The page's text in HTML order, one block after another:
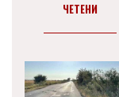
ЧЕТЕНИ